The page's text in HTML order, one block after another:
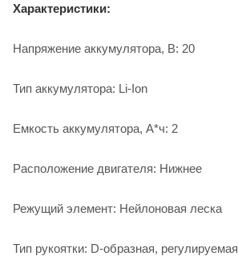
Характеристики:
Напряжение аккумулятора, В: 20
Тип аккумулятора: Li-Ion
Емкость аккумулятора, А*ч: 2
Расположение двигателя: Нижнее
Режущий элемент: Нейлоновая леска
Тип рукоятки: D-образная, регулируемая